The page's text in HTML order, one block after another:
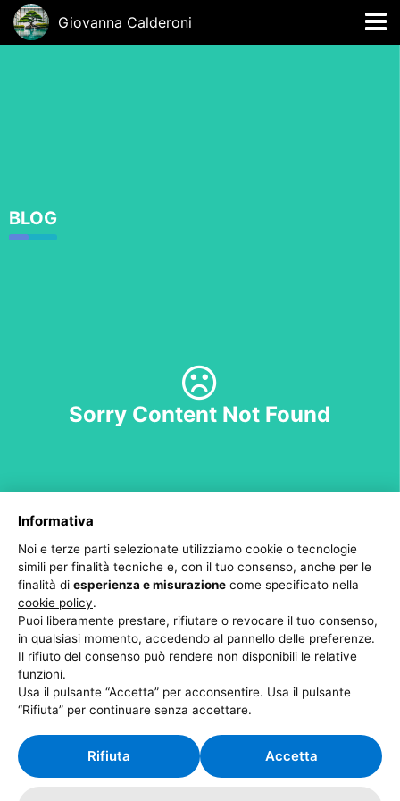
Giovanna Calderoni
BLOG
Sorry Content Not Found
Categories
VALORI TEMPERO
Tags
I nostri VALORI
Informativa
Noi e terze parti selezionate utilizziamo cookie o tecnologie
simili per finalità tecniche e, con il tuo consenso, anche per le
finalità di esperienza e misurazione come specificato nella
cookie policy.
Puoi liberamente prestare, rifiutare o revocare il tuo consenso,
in qualsiasi momento, accedendo al pannello delle preferenze.
Il rifiuto del consenso può rendere non disponibili le relative
funzioni.
Usa il pulsante “Accetta” per acconsentire. Usa il pulsante
“Rifiuta” per continuare senza accettare.
Rifiuta Accetta